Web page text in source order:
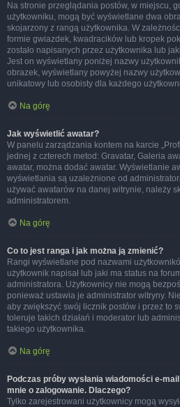
Na stronie przeglądania postów, w miejscu,
użytkowniku, mogą być wyświetlane dwa
skojarzony z rangą użytkownika. W
formie gwiazdek, kwadracików lub kropek
zostało napisanych przez użytkownika lub
Jest on wyświetlany poniżej nazwy
obrazek, wyświetlany powyżej nazwy
unikatowy lub osobisty dla każdego
Na górę
Jak wyświetlić awatar?
W panelu zarządzania kontem na karcie
jednej z czterech metod: Gravatar, Galeria
awatar, można dodać awatar. Wyświetlanie
wyświetlania są uzależnione od
używać awatarów na danej witrynie, należy
administratorem.
Na górę
Co to jest ranga i jak można ją zmienić?
Rangi wyświetlane pod nazwami
użytkownik napisał lub jaki ma status na
administratora. Użytkownicy nie mogą
ponieważ ustawia je administrator witryny.
aby zwiększyć swój licznik postów i przez to
toleruje takich działań i moderator lub
takiego użytkownika.
Na górę
Podczas próby wysłania wiadomości e-
mnie o zalogowanie. Dlaczego?
Tylko zarejestrowani użytkownicy mogą